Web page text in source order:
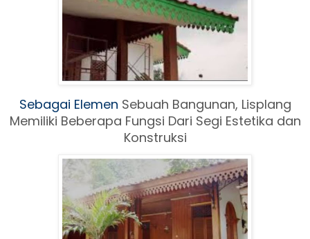
Sebagai Elemen Sebuah Bangunan, Lisplang
Memiliki Beberapa Fungsi Dari Segi Estetika dan
Konstruksi